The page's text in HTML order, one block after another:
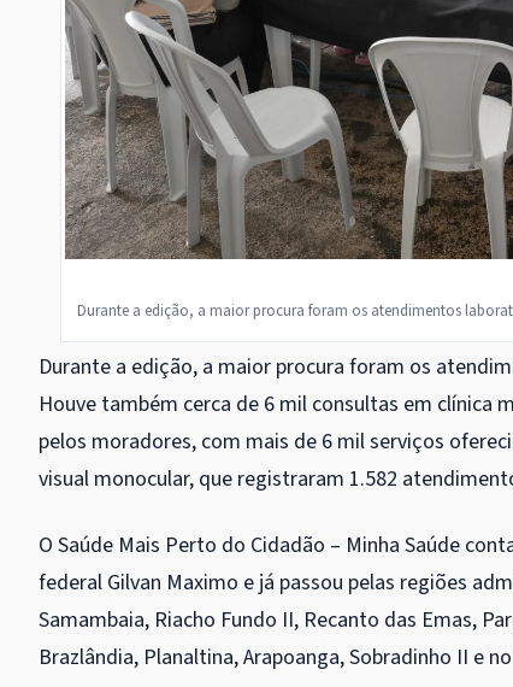
Durante a edição, a maior procura foram os atendimentos
Durante a edição, a maior procura foram os
Houve também cerca de 6 mil consultas em
pelos moradores, com mais de 6 mil serviços
visual monocular, que registraram 1.582
O Saúde Mais Perto do Cidadão – Minha Saúde
federal Gilvan Maximo e já passou pelas regiões
Samambaia, Riacho Fundo II, Recanto das Emas,
Brazlândia, Planaltina, Arapoanga, Sobradinho II e